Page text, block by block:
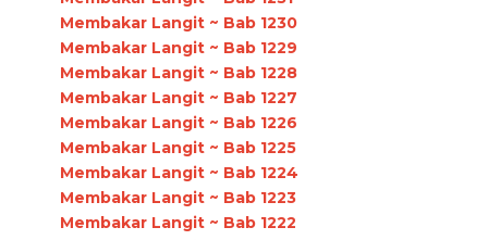
Membakar Langit ~ Bab 1230
Membakar Langit ~ Bab 1229
Membakar Langit ~ Bab 1228
Membakar Langit ~ Bab 1227
Membakar Langit ~ Bab 1226
Membakar Langit ~ Bab 1225
Membakar Langit ~ Bab 1224
Membakar Langit ~ Bab 1223
Membakar Langit ~ Bab 1222